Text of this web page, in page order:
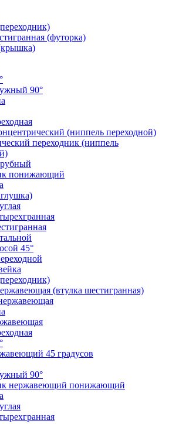
(футорка)
90°
(ниппель переходной)
переходник (ниппель
понижающий
45°
(втулка шестигранная)
45 градусов
90°
нержавеющий понижающий